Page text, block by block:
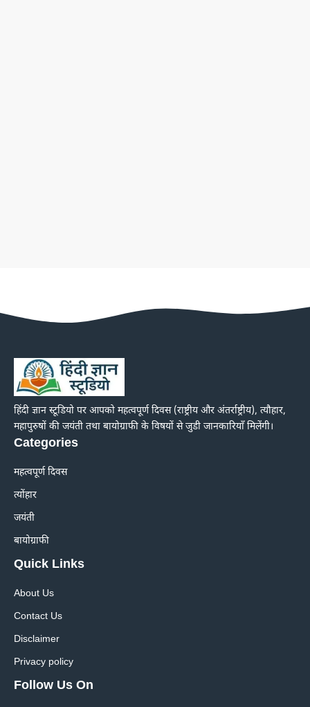
हिंदी ज्ञान स्टूडियो पर आपको महत्वपूर्ण दिवस (राष्ट्रीय और अंतर्राष्ट्रीय), त्यौहार,
महापुरुषों की जयंती तथा बायोग्राफी के विषयों से जुडी जानकारियाँ मिलेंगी।
Categories
महत्वपूर्ण दिवस
त्योंहार
जयंती
बायोग्राफी
Quick Links
About Us
Contact Us
Disclaimer
Privacy policy
Follow Us On